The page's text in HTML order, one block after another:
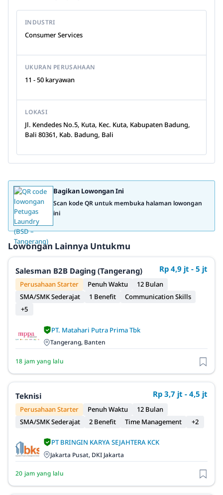
INDUSTRI
Consumer Services
UKURAN PERUSAHAAN
11 - 50 karyawan
LOKASI
Jl. Kendedes No.5, Kuta, Kec. Kuta, Kabupaten Badung,
Bali 80361, Kab. Badung, Bali
Bagikan Lowongan Ini
Scan kode QR untuk membuka halaman lowongan
ini
Lowongan Lainnya Untukmu
Salesman B2B Daging (Tangerang) Rp 4,9 jt - 5 jt
Perusahaan Starter Penuh Waktu
12 Bulan
SMA/SMK Sederajat
1 Benefit
Communication Skills
+5
PT. Matahari Putra Prima Tbk
Tangerang, Banten
18 jam yang lalu
Teknisi Rp 3,7 jt - 4,5 jt
Perusahaan Starter Penuh Waktu
12 Bulan
SMA/SMK Sederajat
2 Benefit Time Management +2
PT BRINGIN KARYA SEJAHTERA KCK
Jakarta Pusat, DKI Jakarta
20 jam yang lalu